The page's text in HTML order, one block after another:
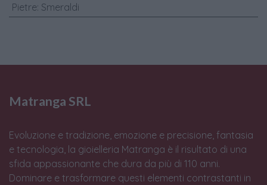
Pietre: Smeraldi
Matranga SRL
Evoluzione e tradizione, emozione e precisione, fantasia
e tecnologia, la gioielleria Matranga è il risultato di una
sfida appassionante che dura da più di 110 anni.
Dominare e trasformare questi elementi contrastanti in